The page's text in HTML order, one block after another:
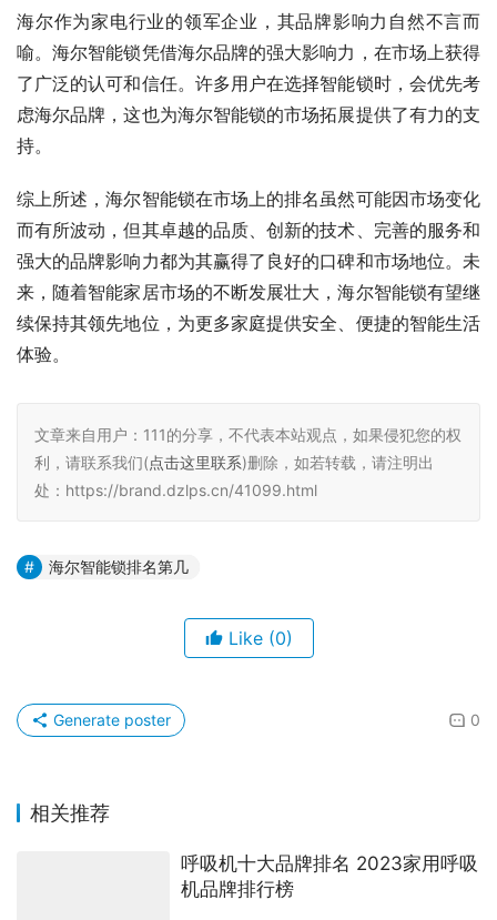
海尔作为家电行业的领军企业，其品牌影响力自然不言而
喻。海尔智能锁凭借海尔品牌的强大影响力，在市场上获得
了广泛的认可和信任。许多用户在选择智能锁时，会优先考
虑海尔品牌，这也为海尔智能锁的市场拓展提供了有力的支
持。
综上所述，海尔智能锁在市场上的排名虽然可能因市场变化
而有所波动，但其卓越的品质、创新的技术、完善的服务和
强大的品牌影响力都为其赢得了良好的口碑和市场地位。未
来，随着智能家居市场的不断发展壮大，海尔智能锁有望继
续保持其领先地位，为更多家庭提供安全、便捷的智能生活
体验。
文章来自用户：111的分享，不代表本站观点，如果侵犯您的权
利，请联系我们(点击这里联系)删除，如若转载，请注明出
处：https://brand.dzlps.cn/41099.html
海尔智能锁排名第几
Like (0)
0
Generate poster
相关推荐
呼吸机十大品牌排名 2023家用呼吸
机品牌排行榜